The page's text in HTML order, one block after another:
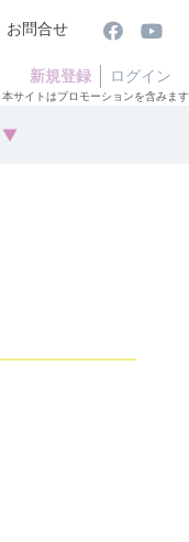
お問合せ
新規登録 ログイン
本サイトはプロモーションを含みます
▼